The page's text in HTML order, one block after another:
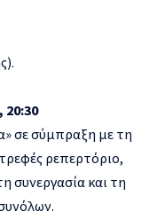
σε σύμπραξη με τη
ρεπερτόριο,
συνεργασία και τη